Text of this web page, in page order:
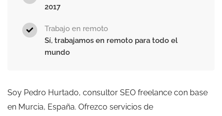
2017
Trabajo en remoto
Sí, trabajamos en remoto para todo el
mundo
Soy Pedro Hurtado, consultor SEO freelance con base
en Murcia, España. Ofrezco servicios de